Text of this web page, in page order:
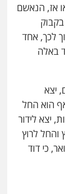
אז, הנאשם
לכך, אחד
באלה
יצא
הוא החל
יצא לידור
והחל לרוץ
כי דוד